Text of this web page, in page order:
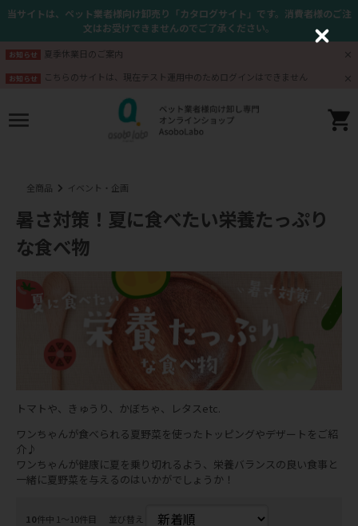
当サイトは、ペット業者様向け卸売り「カタログサイト」です。消費者様のご注
文はお受けできませんのでご了承ください。
お知らせ 夏季休業日のご案内
お知らせ こちらのサイトは、現在テスト運用中のためログインはできません
全商品 イベント・企画
暑さ対策！夏に食べたい栄養たっぷり
な食べ物
トマトや、きゅうり、かぼちゃ、レタスetc.
ワンちゃんが食べられる夏野菜を使ったトッピングやデザートをご紹
介♪
ワンちゃんが健康に夏を乗り切れるよう、栄養バランスの良い食事と
一緒に夏野菜を与えるのはいかがでしょうか！
10件中 1〜10件目 並び替え
C